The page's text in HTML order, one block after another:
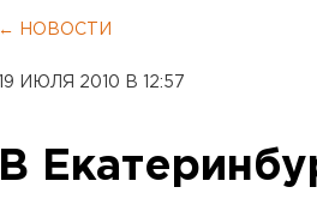
Челябинск
← НОВОСТИ
19 ИЮЛЯ 2010 В 12:57
В